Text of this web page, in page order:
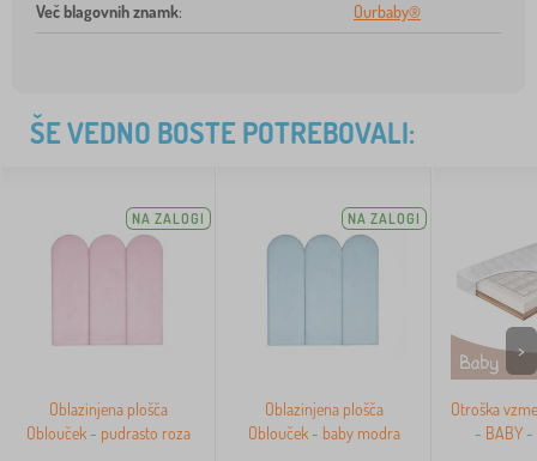
Več blagovnih znamk: Ourbaby®
ŠE VEDNO BOSTE POTREBOVALI:
NA ZALOGI
Oblazinjena plošča
Oblouček - pudrasto roza
NA ZALOGI
Oblazinjena plošča
Oblouček - baby modra
Otroška
- BABY -
>